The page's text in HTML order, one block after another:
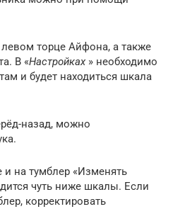
торце Айфона, а также
В «Настройках » необходимо
и будет находиться шкала
назад, можно
и на тумблер «Изменять
чуть ниже шкалы. Если
корректировать